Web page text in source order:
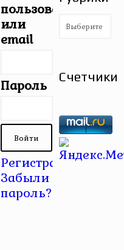
пользователя
или
email
Пароль
Регистрация |
Забыли
пароль?
Рубрики
Счетчики